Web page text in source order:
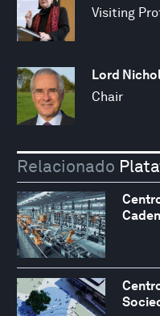
Visiting
Lord
Chair
Relacionado